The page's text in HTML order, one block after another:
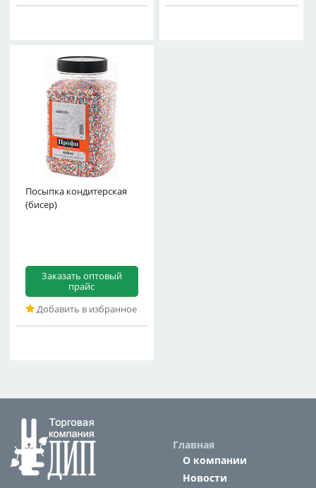
Посыпка кондитерская
(бисер)
Заказать оптовый
прайс
Добавить в избранное
Главная
О компании
Новости